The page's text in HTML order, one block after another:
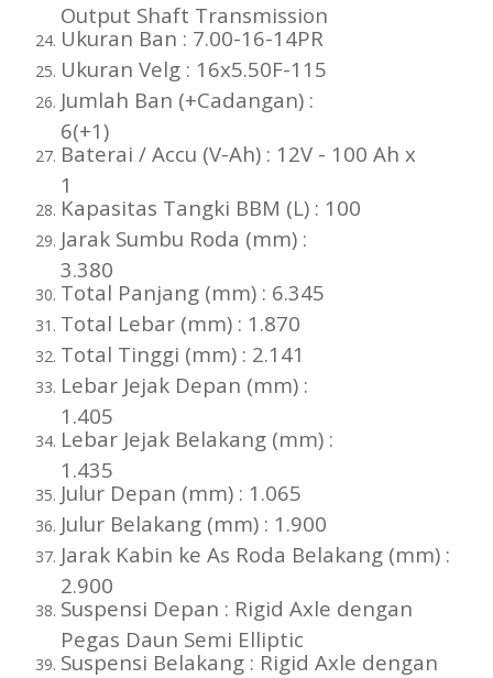
Output Shaft Transmission
Ukuran Ban : 7.00-16-14PR
Ukuran Velg : 16x5.50F-115
Jumlah Ban (+Cadangan) :
6(+1)
Baterai / Accu (V-Ah) : 12V - 100 Ah x
1
Kapasitas Tangki BBM (L) : 100
Jarak Sumbu Roda (mm) :
3.380
Total Panjang (mm) : 6.345
Total Lebar (mm) : 1.870
Total Tinggi (mm) : 2.141
Lebar Jejak Depan (mm) :
1.405
Lebar Jejak Belakang (mm) :
1.435
Julur Depan (mm) : 1.065
Julur Belakang (mm) : 1.900
Jarak Kabin ke As Roda Belakang (mm) :
2.900
Suspensi Depan : Rigid Axle dengan
Pegas Daun Semi Elliptic
Suspensi Belakang : Rigid Axle dengan